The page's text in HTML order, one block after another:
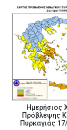
Ημερήσιος
Πρόβλεψης
Πυρκαγιάς